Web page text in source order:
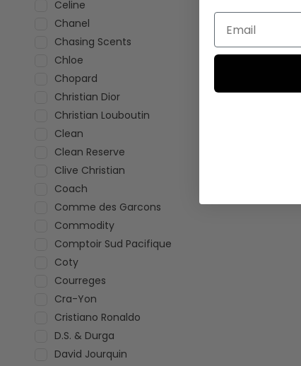
Celine
Chanel
Chasing Scents
Chloe
Chopard
Christian Dior
Christian Louboutin
Clean
Clean Reserve
Clive Christian
Coach
Comme des Garcons
Commodity
Comptoir Sud Pacifique
Coty
Courreges
Cra-Yon
Cristiano Ronaldo
D.S. & Durga
David Jourquin
Email